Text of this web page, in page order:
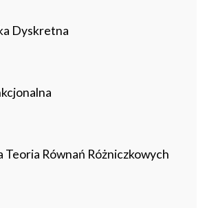
Dyskretna
Teoria Równań Różniczkowych